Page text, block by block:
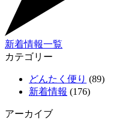
新着情報一覧
カテゴリー
どんたく便り (89)
新着情報 (176)
アーカイブ